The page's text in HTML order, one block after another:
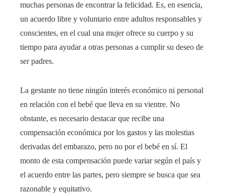
muchas personas de encontrar la felicidad. Es, en esencia,
un acuerdo libre y voluntario entre adultos responsables y
conscientes, en el cual una mujer ofrece su cuerpo y su
tiempo para ayudar a otras personas a cumplir su deseo de
ser padres.
La gestante no tiene ningún interés económico ni personal
en relación con el bebé que lleva en su vientre. No
obstante, es necesario destacar que recibe una
compensación económica por los gastos y las molestias
derivadas del embarazo, pero no por el bebé en sí. El
monto de esta compensación puede variar según el país y
el acuerdo entre las partes, pero siempre se busca que sea
razonable y equitativo.